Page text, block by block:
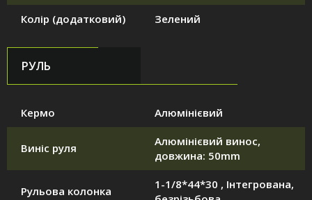
Колір (додатковий) Зелений
РУЛЬ
Кермо Алюмінієвий
Виніс руля
Алюмінієвий винос,
довжина: 50mm
Рульова колонка
1-1/8*44*30 , Інтегрована,